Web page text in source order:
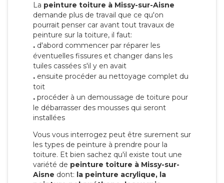
La peinture toiture à Missy-sur-Aisne
demande plus de travail que ce qu'on
pourrait penser car avant tout travaux de
peinture sur la toiture, il faut:
. d'abord commencer par réparer les
éventuelles fissures et changer dans les
tuiles cassées s'il y en avait
. ensuite procéder au nettoyage complet du
toit
. procéder à un demoussage de toiture pour
le débarrasser des mousses qui seront
installées
Vous vous interrogez peut être surement sur
les types de peinture à prendre pour la
toiture. Et bien sachez qu'il existe tout une
variété de peinture toiture à Missy-sur-
Aisne dont: la peinture acrylique, la